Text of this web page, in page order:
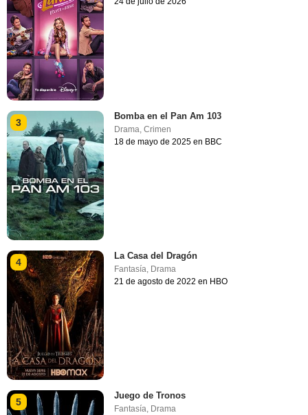
3
Bomba en el Pan Am 103
Drama ,Crimen
18 de mayo de 2025 en BBC
4
La Casa del Dragón
Fantasía, Drama
21 de agosto de 2022 en HBO
5
Juego de Tronos
Fantasía, Drama